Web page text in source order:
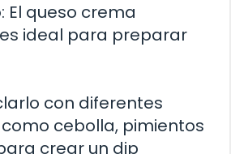
El queso crema
ideal para preparar
con diferentes
cebolla, pimientos
crear un dip